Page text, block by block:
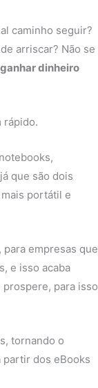
caminho seguir?
arriscar? Não se
dinheiro
rápido.
que são dois
portátil e
para empresas que
e isso acaba
para isso
tornando o
partir dos eBooks